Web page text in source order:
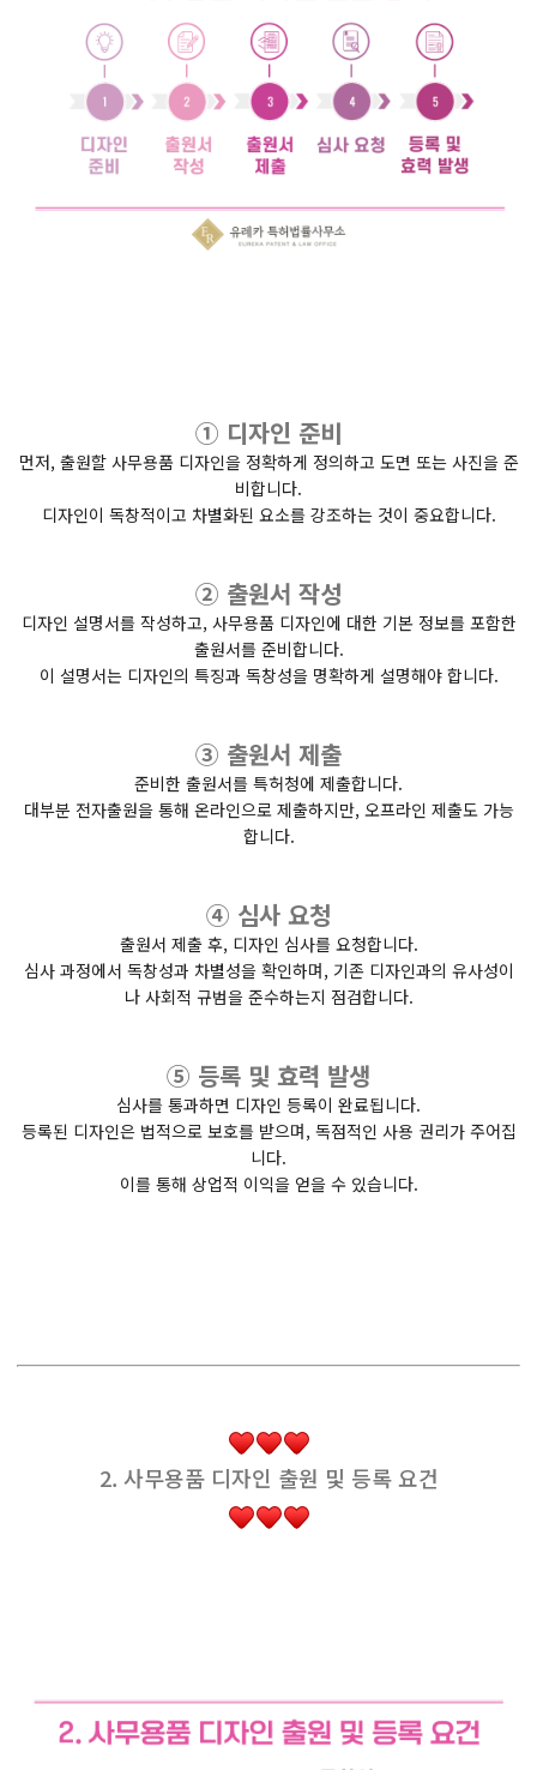
① 디자인 준비
먼저, 출원할 사무용품 디자인을 정확하게 정의하고 도면 또는 사진을 준
비합니다.
디자인이 독창적이고 차별화된 요소를 강조하는 것이 중요합니다.
② 출원서 작성
디자인 설명서를 작성하고, 사무용품 디자인에 대한 기본 정보를 포함한
출원서를 준비합니다.
이 설명서는 디자인의 특징과 독창성을 명확하게 설명해야 합니다.
③ 출원서 제출
준비한 출원서를 특허청에 제출합니다.
대부분 전자출원을 통해 온라인으로 제출하지만, 오프라인 제출도 가능
합니다.
④ 심사 요청
출원서 제출 후, 디자인 심사를 요청합니다.
심사 과정에서 독창성과 차별성을 확인하며, 기존 디자인과의 유사성이
나 사회적 규범을 준수하는지 점검합니다.
⑤ 등록 및 효력 발생
심사를 통과하면 디자인 등록이 완료됩니다.
등록된 디자인은 법적으로 보호를 받으며, 독점적인 사용 권리가 주어집
니다.
이를 통해 상업적 이익을 얻을 수 있습니다.
2. 사무용품 디자인 출원 및 등록 요건